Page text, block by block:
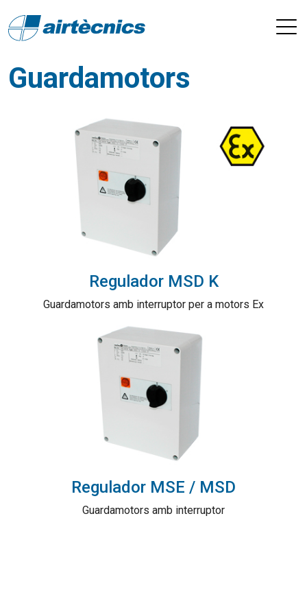
Guardamotors
Regulador MSD K
Guardamotors amb interruptor per a motors Ex
Regulador MSE / MSD
Guardamotors amb interruptor